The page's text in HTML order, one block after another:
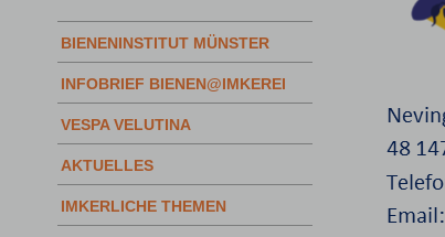
BIENENINSTITUT MÜNSTER
INFOBRIEF BIENEN@IMKEREI
VESPA VELUTINA
AKTUELLES
IMKERLICHE THEMEN